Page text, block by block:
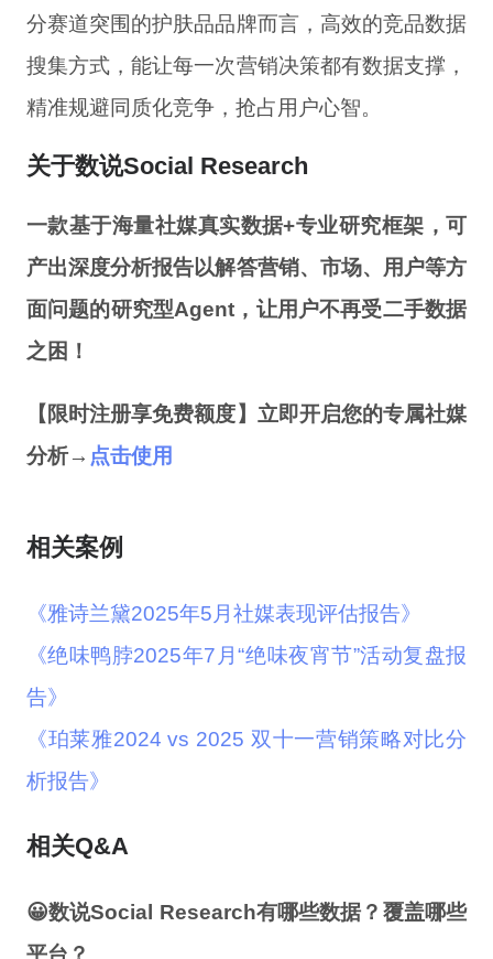
分赛道突围的护肤品品牌而言，高效的竞品数据
搜集方式，能让每一次营销决策都有数据支撑，
精准规避同质化竞争，抢占用户心智。
关于数说Social Research
一款基于海量社媒真实数据+专业研究框架，可
产出深度分析报告以解答营销、市场、用户等方
面问题的研究型Agent，让用户不再受二手数据
之困！
【限时注册享免费额度】立即开启您的专属社媒
分析→ 点击使用
相关案例
《雅诗兰黛2025年5月社媒表现评估报告》
《绝味鸭脖2025年7月“绝味夜宵节”活动复盘报
告》
《珀莱雅2024 vs 2025 双十一营销策略对比分
析报告》
相关Q&A
😀数说Social Research有哪些数据？覆盖哪些